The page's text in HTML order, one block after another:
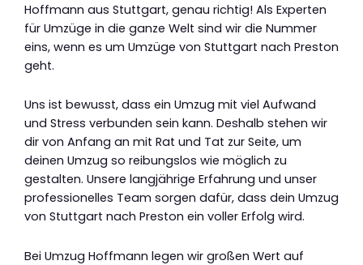
Hoffmann aus Stuttgart, genau richtig! Als Experten
für Umzüge in die ganze Welt sind wir die Nummer
eins, wenn es um Umzüge von Stuttgart nach Preston
geht.
Uns ist bewusst, dass ein Umzug mit viel Aufwand
und Stress verbunden sein kann. Deshalb stehen wir
dir von Anfang an mit Rat und Tat zur Seite, um
deinen Umzug so reibungslos wie möglich zu
gestalten. Unsere langjährige Erfahrung und unser
professionelles Team sorgen dafür, dass dein Umzug
von Stuttgart nach Preston ein voller Erfolg wird.
Bei Umzug Hoffmann legen wir großen Wert auf